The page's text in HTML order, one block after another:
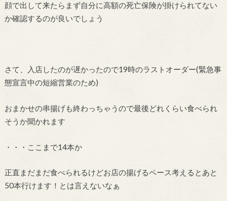
顔で出して来たらまず自分に高額の死亡保険が掛けられてない
か確認するのが良いでしょう
さて、入店したのが遅かったので19時のラストオーダー(緊急事
態宣言中の短縮営業のため)
おまかせの串揚げも終わっちゃうので最後どれくらい食べられ
そうか聞かれます
・・・ここまで14本か
正直まだまだ食べられるけどお店の揚げるペース考えるとあと
50本行けます！とは言えないなぁ